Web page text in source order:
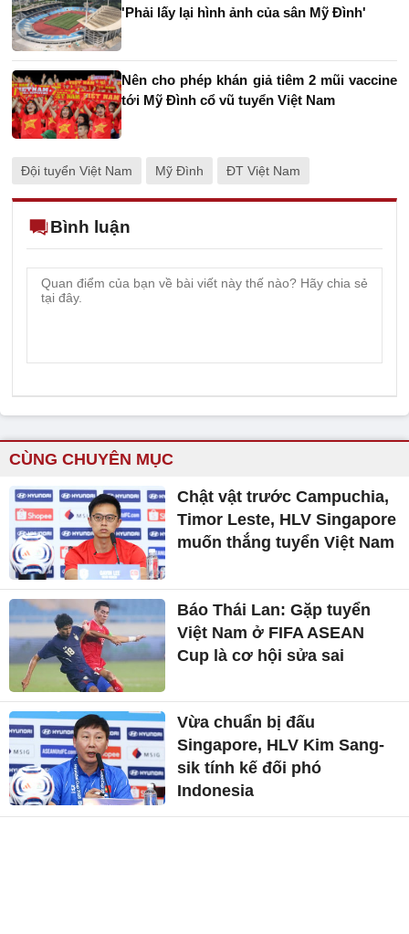
'Phải lấy lại hình ảnh của sân Mỹ Đình'
Nên cho phép khán giả tiêm 2 mũi vaccine
tới Mỹ Đình cổ vũ tuyển Việt Nam
Đội tuyển Việt Nam Mỹ Đình ĐT Việt Nam
Bình luận
CÙNG CHUYÊN MỤC
Chật vật trước Campuchia,
Timor Leste, HLV Singapore
muốn thắng tuyển Việt Nam
Báo Thái Lan: Gặp tuyển
Việt Nam ở FIFA ASEAN
Cup là cơ hội sửa sai
Vừa chuẩn bị đấu
Singapore, HLV Kim Sang-
sik tính kế đối phó
Indonesia